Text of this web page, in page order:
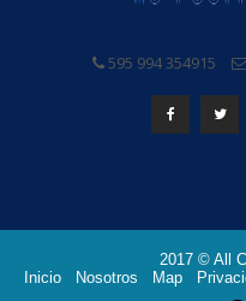
595 994 354915
2017 © All
Inicio
Nosotros Map